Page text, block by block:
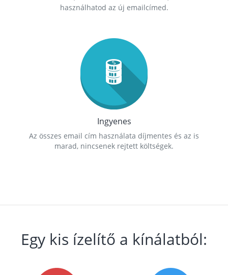
használhatod az új emailcímed.
Ingyenes
Az összes email cím használata díjmentes és az is
marad, nincsenek rejtett költségek.
Egy kis ízelítő a kínálatból: